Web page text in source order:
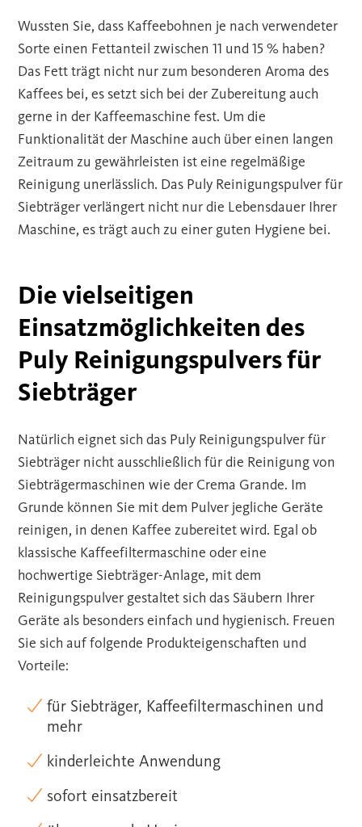
Wussten Sie, dass Kaffeebohnen je nach verwendeter
Sorte einen Fettanteil zwischen 11 und 15 % haben?
Das Fett trägt nicht nur zum besonderen Aroma des
Kaffees bei, es setzt sich bei der Zubereitung auch
gerne in der Kaffeemaschine fest. Um die
Funktionalität der Maschine auch über einen langen
Zeitraum zu gewährleisten ist eine regelmäßige
Reinigung unerlässlich. Das Puly Reinigungspulver für
Siebträger verlängert nicht nur die Lebensdauer Ihrer
Maschine, es trägt auch zu einer guten Hygiene bei.
Die vielseitigen
Einsatzmöglichkeiten des
Puly Reinigungspulvers für
Siebträger
Natürlich eignet sich das Puly Reinigungspulver für
Siebträger nicht ausschließlich für die Reinigung von
Siebträgermaschinen wie der Crema Grande. Im
Grunde können Sie mit dem Pulver jegliche Geräte
reinigen, in denen Kaffee zubereitet wird. Egal ob
klassische Kaffeefiltermaschine oder eine
hochwertige Siebträger-Anlage, mit dem
Reinigungspulver gestaltet sich das Säubern Ihrer
Geräte als besonders einfach und hygienisch. Freuen
Sie sich auf folgende Produkteigenschaften und
Vorteile:
für Siebträger, Kaffeefiltermaschinen und
mehr
kinderleichte Anwendung
sofort einsatzbereit